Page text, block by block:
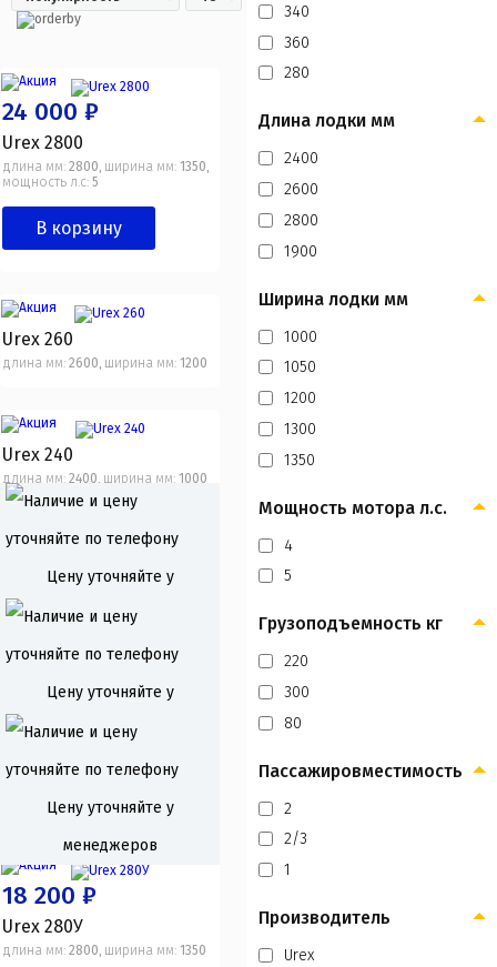
340
360
280
Длина лодки мм
2400
2600
2800
1900
Ширина лодки мм
1000
1050
1200
1300
1350
Мощность мотора л.с.
4
5
Грузоподъемность кг
220
300
80
Пассажировместимость
2
2/3
1
Производитель
Urex
24 000 ₽
Urex 2800
длина мм: 2800 , ширина мм: 1350 ,
мощность л.с: 5
В корзину
Цену уточняйте у
менеджеров
Urex 260
длина мм: 2600 , ширина мм: 1200
Цену уточняйте у
менеджеров
Urex 240
длина мм: 2400 , ширина мм: 1000
Цену уточняйте у
менеджеров
Urex 260
17 100 ₽
Urex 240У
длина мм: 2400 ширина мм:
18 200 ₽
Urex 280У
длина мм: 2800 , ширина мм: 1350